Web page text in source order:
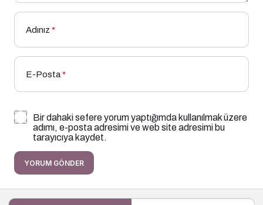
Adınız *
E-Posta*
Bir dahaki sefere yorum yaptığımda kullanılmak üzere
adımı, e-posta adresimi ve web site adresimi bu
tarayıcıya kaydet.
YORUM GÖNDER